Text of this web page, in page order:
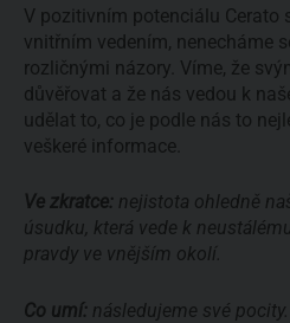
V pozitivním potenciálu Cerato
vnitřním vedením, nenecháme
rozličnými názory. Víme, že
důvěřovat a že nás vedou k
udělat to, co je podle nás to
veškeré informace.
Ve zkratce: nejistota ohledně
úsudku, která vede k
pravdy ve vnějším okolí.
Co umí: následujeme své